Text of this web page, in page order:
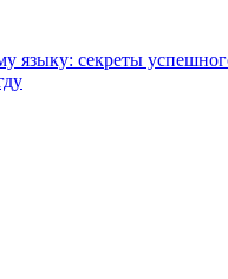
языку: секреты